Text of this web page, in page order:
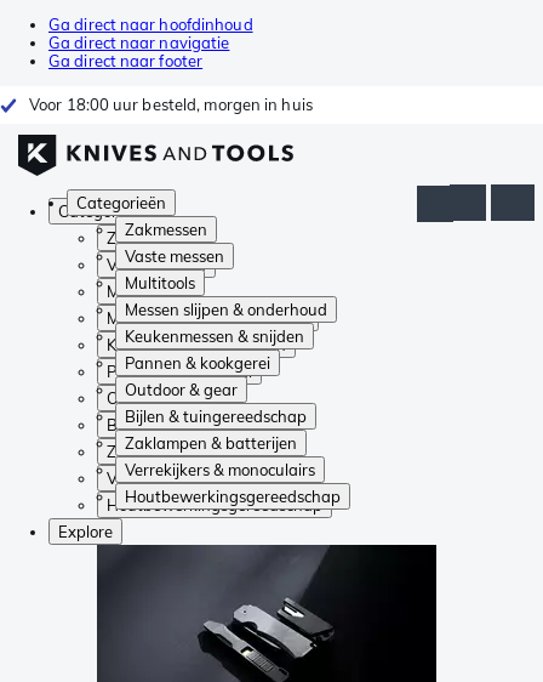
Ga direct naar hoofdinhoud
Ga direct naar navigatie
Ga direct naar footer
Voor 18:00 uur besteld, morgen in huis
Categorieën
Zakmessen
Vaste messen
Multitools
Messen slijpen & onderhoud
Keukenmessen & snijden
Pannen & kookgerei
Outdoor & gear
Bijlen & tuingereedschap
Zaklampen & batterijen
Verrekijkers & monoculairs
Houtbewerkingsgereedschap
Categorieën
Zakmessen
Vaste messen
Multitools
Messen slijpen & onderhoud
Keukenmessen & snijden
Pannen & kookgerei
Outdoor & gear
Bijlen & tuingereedschap
Zaklampen & batterijen
Verrekijkers & monoculairs
Houtbewerkingsgereedschap
Explore